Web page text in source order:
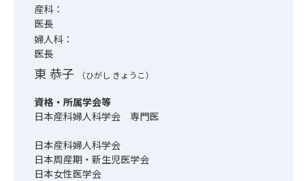
産科：
医長
婦人科：
医長
東 恭子 （ひがし きょうこ）
資格・所属学会等
日本産科婦人科学会 専門医
日本産科婦人科学会
日本周産期・新生児医学会
日本女性医学会